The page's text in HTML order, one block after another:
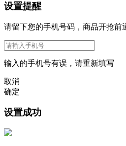
设置提醒
请留下您的手机号码，商品开抢前
输入的手机号有误，请重新填写
取消
确定
设置成功